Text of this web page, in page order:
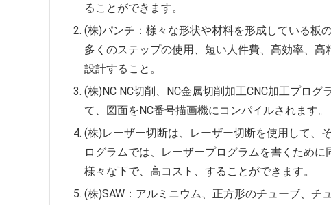
ることができます。
(株)パンチ：様々な形状や材料を形成している板
多くのステップの使用、短い人件費、高効率、
設計すること。
(株)NC NC切削、NC金属切削加工CNC加工プロ
て、図面をNC番号描画機にコンパイルされます
(株)レーザー切断は、レーザー切断を使用して、
ログラムでは、レーザープログラムを書くため
様々な下で、高コスト、することができます。
(株)SAW：アルミニウム、正方形のチューブ、チ